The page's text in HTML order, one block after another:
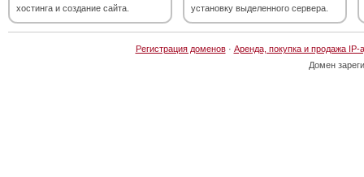
хостинга и создание сайта.
установку выделенного сервера.
Регистрация доменов· Аренда, покупка и продажа IP-
Домен